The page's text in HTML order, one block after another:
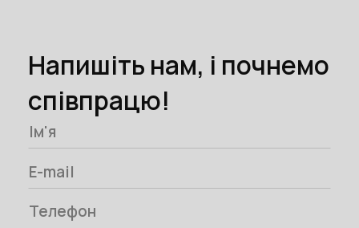
Напишіть нам, і почнемо
співпрацю!